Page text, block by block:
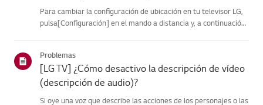
Para cambiar la configuración de ubicación en tu televisor LG,
pulsa[Configuración] en el mando a distancia y, a continuación,
Problemas
[LG TV] ¿Cómo desactivo la descripción de vídeo
(descripción de audio)?
Si oye una voz que describe las acciones de los personajes o las